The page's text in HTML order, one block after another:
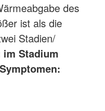
des
ist als die
Stadien/
Stadium